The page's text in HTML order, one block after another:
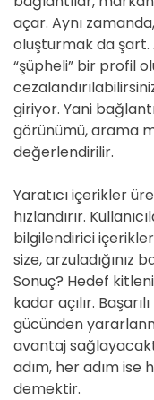
açar. Aynı
oluşturmak da şart.
“şüpheli” bir profil
giriyor. Yani
görünümü, arama
değerlendirilir.
Yaratıcı içerikler
hızlandırır.
bilgilendirici
size, arzuladığınız
Sonuç? Hedef
kadar açılır.
gücünden
avantaj
adım, her adım
demektir.